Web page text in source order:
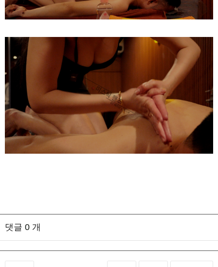
댓글 0 개